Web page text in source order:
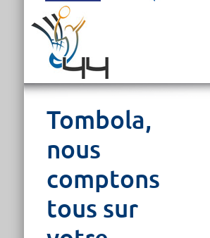
Tombola,
nous
comptons
tous sur